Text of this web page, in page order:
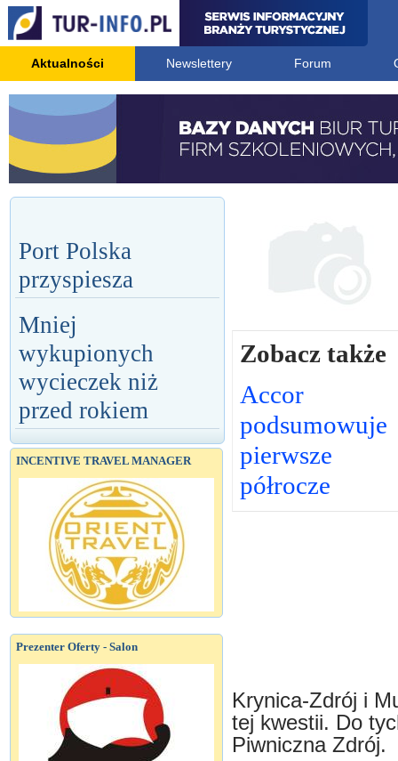
Aktualności Newslettery Forum
Port Polska
przyspiesza
Mniej
wykupionych
wycieczek niż
przed rokiem
INCENTIVE TRAVEL MANAGER
Prezenter Oferty - Salon
Zobacz także
Accor
podsumowuje
pierwsze
półrocze
Krynica-Zdrój i
tej kwestii. Do
Piwniczna Zdrój.